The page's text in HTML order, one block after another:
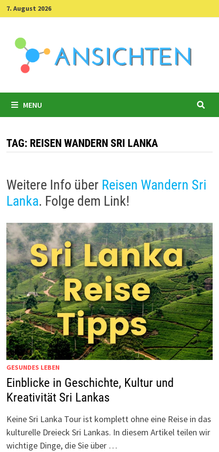
Skip
to
7. August 2026
MENU
TAG: REISEN WANDERN SRI LANKA
Weitere Info über Reisen Wandern Sri
Lanka. Folge dem Link!
GESUNDES LEBEN
Einblicke in Geschichte, Kultur und
Kreativität Sri Lankas
Keine Sri Lanka Tour ist komplett ohne eine Reise in das
kulturelle Dreieck Sri Lankas. In diesem Artikel teilen wir
wichtige Dinge, die Sie über …